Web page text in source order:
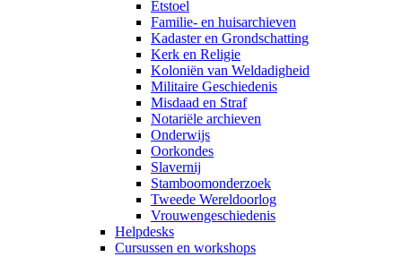
Etstoel
Familie- en huisarchieven
Kadaster en Grondschatting
Kerk en Religie
Koloniën van Weldadigheid
Militaire Geschiedenis
Misdaad en Straf
Notariële archieven
Onderwijs
Oorkondes
Slavernij
Stamboomonderzoek
Tweede Wereldoorlog
Vrouwengeschiedenis
Helpdesks
Cursussen en workshops